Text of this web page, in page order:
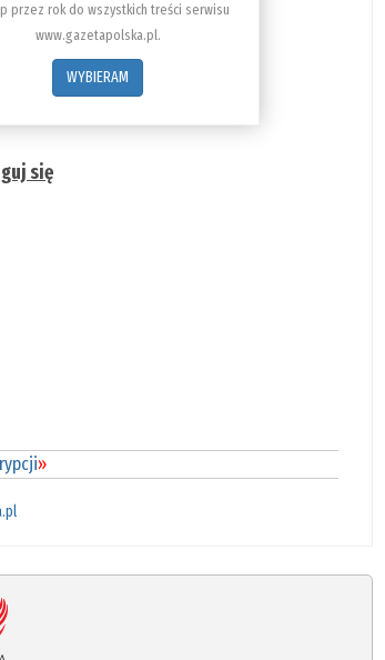
przez rok do wszystkich treści serwisu
www.gazetapolska.pl.
WYBIERAM
się
»